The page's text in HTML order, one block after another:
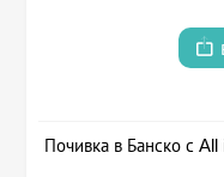
Почивка в Банско с